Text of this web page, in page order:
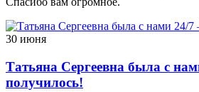
30 июня
Татьяна Сергеевна была с
получилось!